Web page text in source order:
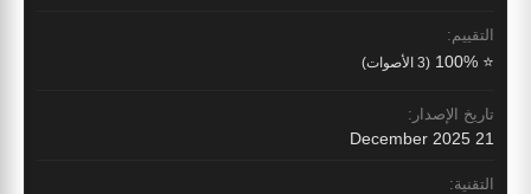
التقييم:
⭐ 100% (3 الأصوات)
تاريخ الإصدار:
21 December 2025
التقنية: